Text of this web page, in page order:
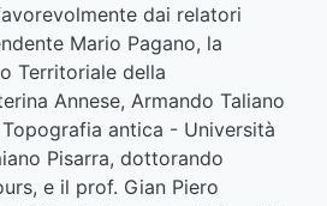
dai relatori
Mario Pagano, la
Territoriale della
Annese, Armando Taliano
antica - Università
Pisarra, dottorando
e il prof. Gian Piero